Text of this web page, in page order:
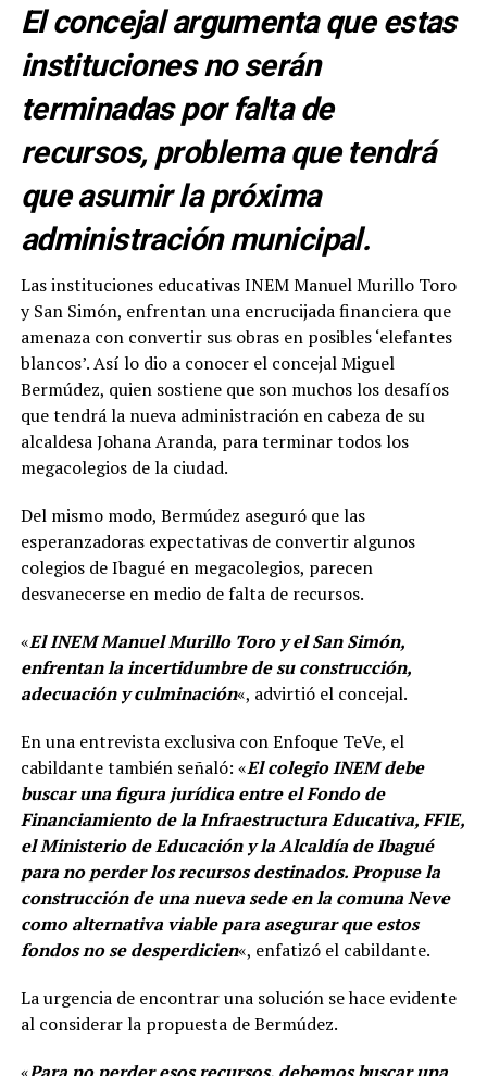
El concejal argumenta que estas
instituciones no serán
terminadas por falta de
recursos, problema que tendrá
que asumir la próxima
administración municipal.
Las instituciones educativas INEM Manuel Murillo Toro
y San Simón, enfrentan una encrucijada financiera que
amenaza con convertir sus obras en posibles ‘elefantes
blancos’. Así lo dio a conocer el concejal Miguel
Bermúdez, quien sostiene que son muchos los desafíos
que tendrá la nueva administración en cabeza de su
alcaldesa Johana Aranda, para terminar todos los
megacolegios de la ciudad.
Del mismo modo, Bermúdez aseguró que las
esperanzadoras expectativas de convertir algunos
colegios de Ibagué en megacolegios, parecen
desvanecerse en medio de falta de recursos.
«El INEM Manuel Murillo Toro y el San Simón,
enfrentan la incertidumbre de su construcción,
adecuación y culminación«, advirtió el concejal.
En una entrevista exclusiva con Enfoque TeVe, el
cabildante también señaló: «El colegio INEM debe
buscar una figura jurídica entre el Fondo de
Financiamiento de la Infraestructura Educativa, FFIE,
el Ministerio de Educación y la Alcaldía de Ibagué
para no perder los recursos destinados. Propuse la
construcción de una nueva sede en la comuna Neve
como alternativa viable para asegurar que estos
fondos no se desperdicien«, enfatizó el cabildante.
La urgencia de encontrar una solución se hace evidente
al considerar la propuesta de Bermúdez.